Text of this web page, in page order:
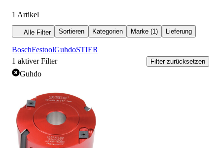
1 Artikel
Alle Filter Sortieren Kategorien Marke (1) Lieferung
BoschFestoolGuhdoSTIER
1 aktiver Filter Filter zurücksetzen
Guhdo